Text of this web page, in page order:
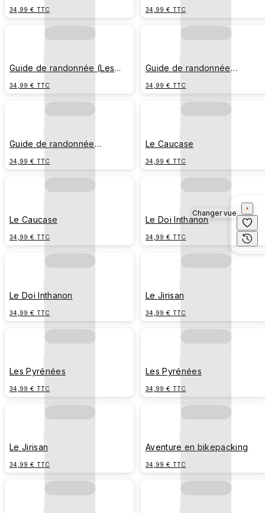
34,99 € TTC 34,99 € TTC
Guide de randonnée (Les
34,99 € TTC
Guide de randonnée
34,99 € TTC
Guide de randonnée
34,99 € TTC
Le Caucase
34,99 € TTC
Le Caucase
34,99 € TTC
Le Doi Inthanon
34,99 € TTC
Le Doi Inthanon
34,99 € TTC
Le Jirisan
34,99 € TTC
Les Pyrénées
34,99 € TTC
Les Pyrénées
34,99 € TTC
Le Jirisan
34,99 € TTC
Aventure en bikepacking
34,99 € TTC
Changer vue